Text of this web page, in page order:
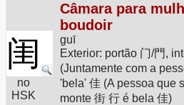
闺
no
HSK
Câmara para
boudoir
guī
Exterior: portão 门/門,
(Juntamente com a
'bela' 佳 (A pessoa que
monte 街 行 é bela 佳)